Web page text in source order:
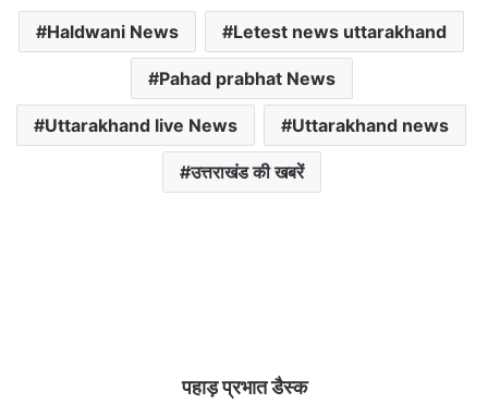
Haldwani News Letest news uttarakhand
Pahad prabhat News
Uttarakhand live News Uttarakhand news
उत्तराखंड की खबरें
पहाड़ प्रभात डैस्क